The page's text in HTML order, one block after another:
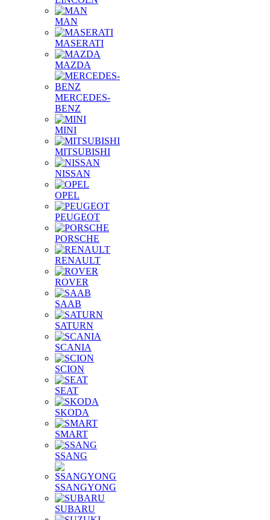
MAN
MASERATI
MAZDA
MERCEDES-
BENZ
MINI
MITSUBISHI
NISSAN
OPEL
PEUGEOT
PORSCHE
RENAULT
ROVER
SAAB
SATURN
SCANIA
SCION
SEAT
SKODA
SMART
SSANG
SSANGYONG
SUBARU